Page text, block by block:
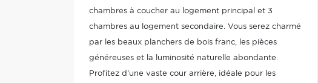
chambres à coucher au logement principal et 3
chambres au logement secondaire. Vous serez charmé
par les beaux planchers de bois franc, les pièces
généreuses et la luminosité naturelle abondante.
Profitez d'une vaste cour arrière, idéale pour les